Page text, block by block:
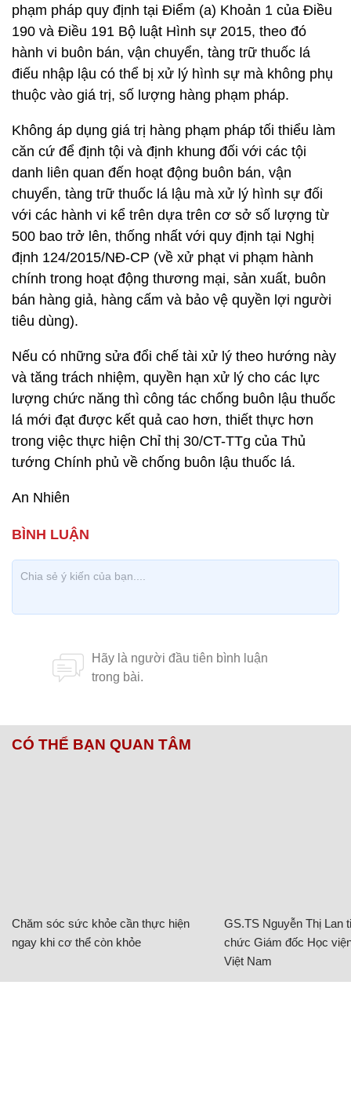
phạm pháp quy định tại Điểm (a) Khoản 1 của Điều
190 và Điều 191 Bộ luật Hình sự 2015, theo đó
hành vi buôn bán, vận chuyển, tàng trữ thuốc lá
điếu nhập lậu có thể bị xử lý hình sự mà không phụ
thuộc vào giá trị, số lượng hàng phạm pháp.
Không áp dụng giá trị hàng phạm pháp tối thiểu làm
căn cứ để định tội và định khung đối với các tội
danh liên quan đến hoạt động buôn bán, vận
chuyển, tàng trữ thuốc lá lậu mà xử lý hình sự đối
với các hành vi kể trên dựa trên cơ sở số lượng từ
500 bao trở lên, thống nhất với quy định tại Nghị
định 124/2015/NĐ-CP (về xử phạt vi phạm hành
chính trong hoạt động thương mại, sản xuất, buôn
bán hàng giả, hàng cấm và bảo vệ quyền lợi người
tiêu dùng).
Nếu có những sửa đổi chế tài xử lý theo hướng này
và tăng trách nhiệm, quyền hạn xử lý cho các lực
lượng chức năng thì công tác chống buôn lậu thuốc
lá mới đạt được kết quả cao hơn, thiết thực hơn
trong việc thực hiện Chỉ thị 30/CT-TTg của Thủ
tướng Chính phủ về chống buôn lậu thuốc lá.
An Nhiên
CÓ THỂ BẠN QUAN TÂM
Chăm sóc sức khỏe cần thực hiện
ngay khi cơ thể còn khỏe
GS.TS Nguyễn Thị Lan
chức Giám đốc Học
Việt Nam